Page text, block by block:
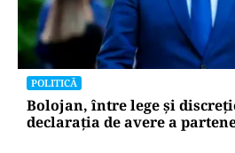
POLITICĂ
PSD atacă USR și PNL după
„Sacrifică 771 de milioane
Dominic Fritz”